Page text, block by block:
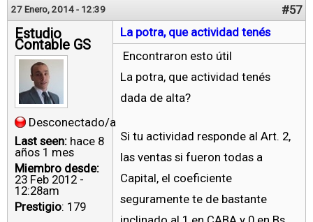
27 Enero, 2014 - 12:39 #57
Estudio
Contable GS
Desconectado/a
Last seen: hace 8
años 1 mes
Miembro desde:
23 Feb 2012 -
12:28am
Prestigio: 179
La potra, que actividad tenés
Encontraron esto útil
La potra, que actividad tenés
dada de alta?
Si tu actividad responde al Art. 2,
las ventas si fueron todas a
Capital, el coeficiente
seguramente te de bastante